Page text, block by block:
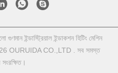
ইন্ডাস্ট্রিয়াল ইন্ডাকশন হিটিং মেশিন
OURUIDA CO.,LTD . সব সমস্ত